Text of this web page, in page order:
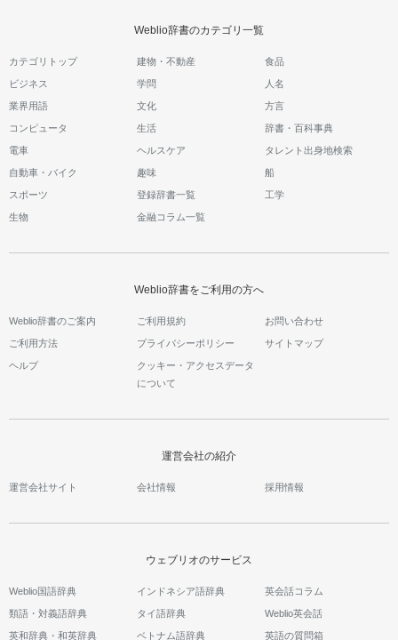
Weblio辞書のカテゴリ一覧
カテゴリトップ 建物・不動産 食品
ビジネス 学問 人名
業界用語 文化 方言
コンピュータ 生活 辞書・百科事典
電車 ヘルスケア タレント出身地検索
自動車・バイク 趣味 船
スポーツ 登録辞書一覧 工学
生物 金融コラム一覧
Weblio辞書をご利用の方へ
Weblio辞書のご案内 ご利用規約 お問い合わせ
ご利用方法 プライバシーポリシー サイトマップ
ヘルプ
クッキー・アクセスデータ
について
運営会社の紹介
運営会社サイト 会社情報 採用情報
ウェブリオのサービス
Weblio国語辞典
類語・対義語辞典
英和辞典・和英辞典
インドネシア語辞典
タイ語辞典
ベトナム語辞典
英会話コラム
Weblio英会話
英語の質問箱